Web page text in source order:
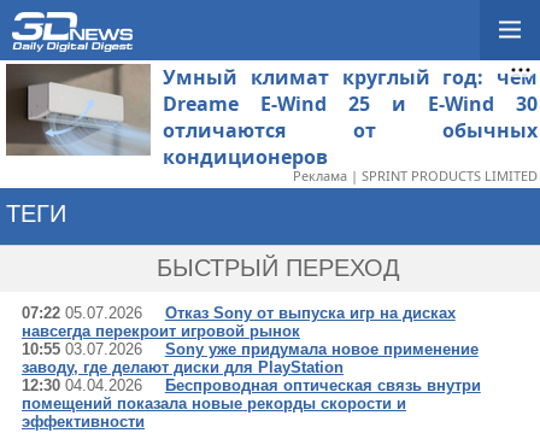
Умный климат круглый год: чем
Dreame E-Wind 25 и E-Wind 30
отличаются от обычных
кондиционеров
Реклама | SPRINT PRODUCTS LIMITED
ТЕГИ
БЫСТРЫЙ ПЕРЕХОД
07:22 05.07.2026
Отказ Sony от выпуска игр на дисках
навсегда перекроит игровой рынок
10:55 03.07.2026
Sony уже придумала новое применение
заводу, где делают диски для PlayStation
12:30 04.04.2026
Беспроводная оптическая связь внутри
помещений показала новые рекорды скорости и
эффективности